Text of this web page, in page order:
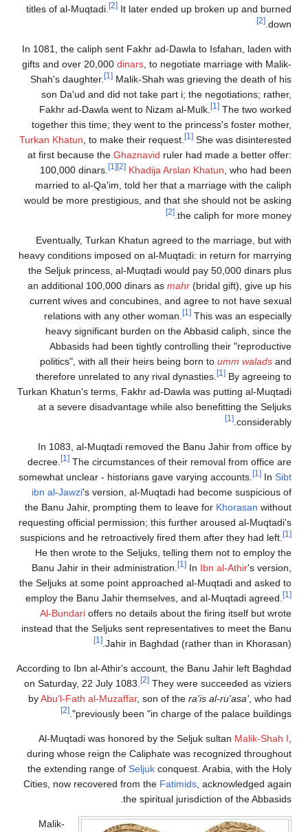
titles of al-Muqtadi.
[2] It later ended up broken up and burned
down.
[2]
In 1081, the caliph sent Fakhr ad-Dawla to Isfahan, laden with
gifts and over 20,000 dinars , to negotiate marriage with Malik-
Shah's daughter.
[1] Malik-Shah was grieving the death of his
son Da'ud and did not take part i; the negotiations; rather,
Fakhr ad-Dawla went to Nizam al-Mulk.
[1] The two worked
together this time; they went to the princess's foster mother,
Turkan Khatun , to make their request. [1] She was disinterested
at first because the Ghaznavid ruler had made a better offer:
100,000 dinars.
[1] [2] Khadija Arslan Khatun , who had been
married to al-Qa'im, told her that a marriage with the caliph
would be more prestigious, and that she should not be asking
the caliph for more money.
[2]
Eventually, Turkan Khatun agreed to the marriage, but with
heavy conditions imposed on al-Muqtadi: in return for marrying
the Seljuk princess, al-Muqtadi would pay 50,000 dinars plus
an additional 100,000 dinars as mahr (bridal gift), give up his
current wives and concubines, and agree to not have sexual
relations with any other woman.
[1] This was an especially
heavy significant burden on the Abbasid caliph, since the
Abbasids had been tightly controlling their "reproductive
politics", with all their heirs being born to umm walads and
therefore unrelated to any rival dynasties.
[1] By agreeing to
Turkan Khatun's terms, Fakhr ad-Dawla was putting al-Muqtadi
at a severe disadvantage while also benefitting the Seljuks
considerably.
[1]
In 1083, al-Muqtadi removed the Banu Jahir from office by
decree.
[1] The circumstances of their removal from office are
somewhat unclear - historians gave varying accounts.
[1] In Sibt
ibn al-Jawzi's version, al-Muqtadi had become suspicious of
the Banu Jahir, prompting them to leave for Khorasan without
requesting official permission; this further aroused al-Muqtadi's
suspicions and he retroactively fired them after they had left.
[1]
He then wrote to the Seljuks, telling them not to employ the
Banu Jahir in their administration.
[1] In Ibn al-Athir's version,
the Seljuks at some point approached al-Muqtadi and asked to
employ the Banu Jahir themselves, and al-Muqtadi agreed.
[1]
Al-Bundari offers no details about the firing itself but wrote
instead that the Seljuks sent representatives to meet the Banu
Jahir in Baghdad (rather than in Khorasan).
[1]
According to Ibn al-Athir's account, the Banu Jahir left Baghdad
on Saturday, 22 July 1083.
[2] They were succeeded as viziers
byAbu'l-Fath al-Muzaffar, son of the ra'is al-ru'asa' , who had
previously been "in charge of the palace buildings".
[2]
Al-Muqtadi was honored by the Seljuk sultan Malik-Shah I
during whose reign the Caliphate was recognized throughout
the extending range of Seljuk conquest. Arabia, with the Holy
Cities, now recovered from the Fatimids , acknowledged again
the spiritual jurisdiction of the Abbasids.
Malik-